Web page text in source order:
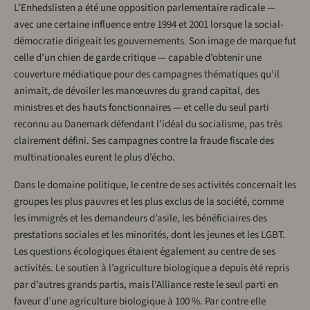
L’Enhedslisten a été une opposition parlementaire radicale —
avec une certaine influence entre 1994 et 2001 lorsque la social-
démocratie dirigeait les gouvernements. Son image de marque fut
celle d’un chien de garde critique — capable d’obtenir une
couverture médiatique pour des campagnes thématiques qu’il
animait, de dévoiler les manœuvres du grand capital, des
ministres et des hauts fonctionnaires — et celle du seul parti
reconnu au Danemark défendant l’idéal du socialisme, pas très
clairement défini. Ses campagnes contre la fraude fiscale des
multinationales eurent le plus d’écho.
Dans le domaine politique, le centre de ses activités concernait les
groupes les plus pauvres et les plus exclus de la société, comme
les immigrés et les demandeurs d’asile, les bénéficiaires des
prestations sociales et les minorités, dont les jeunes et les LGBT.
Les questions écologiques étaient également au centre de ses
activités. Le soutien à l’agriculture biologique a depuis été repris
par d’autres grands partis, mais l’Alliance reste le seul parti en
faveur d’une agriculture biologique à 100 %. Par contre elle